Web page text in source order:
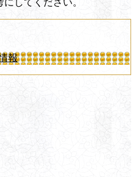
報